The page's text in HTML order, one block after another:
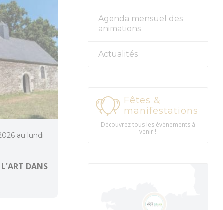
au lundi
DANS
Agenda mensuel des
animations
Actualités
Fêtes &
manifestations
Découvrez tous les évènements à
venir !